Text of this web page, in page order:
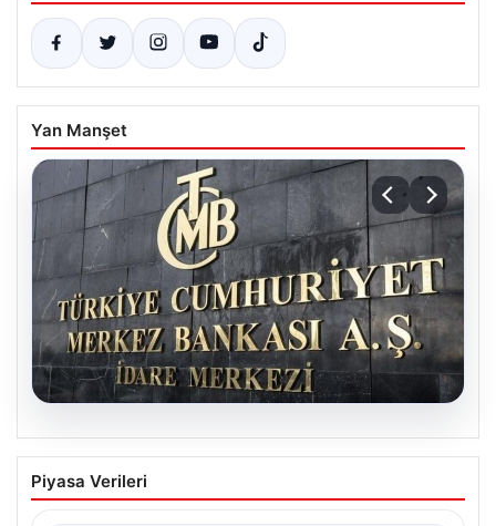
Yan Manşet
Acun Ilıcalı’nın Hull City’e Yaptığı Tarihi
Transfer Hareketi
Piyasa Verileri